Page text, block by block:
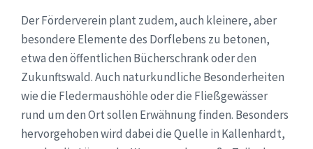
Der Förderverein plant zudem, auch kleinere, aber
besondere Elemente des Dorflebens zu betonen,
etwa den öffentlichen Bücherschrank oder den
Zukunftswald. Auch naturkundliche Besonderheiten
wie die Fledermaushöhle oder die Fließgewässer
rund um den Ort sollen Erwähnung finden. Besonders
hervorgehoben wird dabei die Quelle in Kallenhardt,